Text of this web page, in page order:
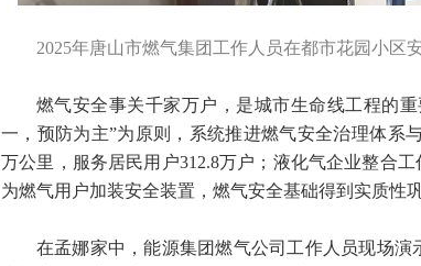
2025年唐山市燃气集团工作人员在都市花园小区
燃气安全事关千家万户，是城市生命线工程的
一，预防为主”为原则，系统推进燃气安全治理体系
万公里，服务居民用户312.8万户；液化气企业整合
为燃气用户加装安全装置，燃气安全基础得到实质性巩
在孟娜家中，能源集团燃气公司工作人员现场演